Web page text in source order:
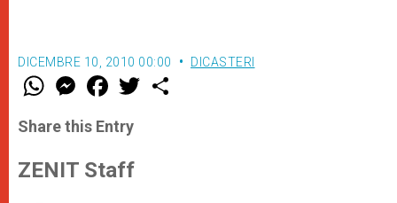
DICEMBRE 10, 2010 00:00 DICASTERI
W
t
s
p
p
M
e
s
e
g
e
F
a
e
b
o
k
w
Share this Entry
ZENIT Staff